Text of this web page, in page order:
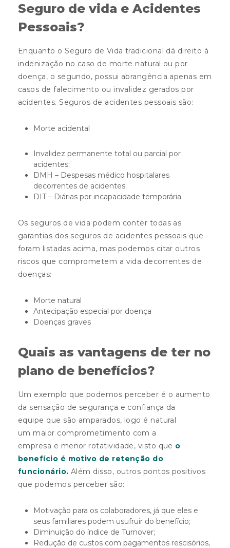
Seguro de vida e Acidentes
Pessoais?
Enquanto o Seguro de Vida tradicional dá direito à
indenização no caso de morte natural ou por
doença, o segundo, possui abrangência apenas em
casos de falecimento ou invalidez gerados por
acidentes. Seguros de acidentes pessoais são:
Morte acidental
Invalidez permanente total ou parcial por
acidentes;
DMH – Despesas médico hospitalares
decorrentes de acidentes;
DIT – Diárias por incapacidade temporária.
Os seguros de vida podem conter todas as
garantias dos seguros de acidentes pessoais que
foram listadas acima, mas podemos citar outros
riscos que comprometem a vida decorrentes de
doenças:
Morte natural
Antecipação especial por doença
Doenças graves
Quais as vantagens de ter no
plano de benefícios?
Um exemplo que podemos perceber é o aumento
da sensação de segurança e confiança da
equipe que são amparados, logo é natural
um maior comprometimento com a
empresa e menor rotatividade, visto que o
benefício é motivo de retenção do
funcionário. Além disso, outros pontos positivos
que podemos perceber são:
Motivação para os colaboradores, já que eles e
seus familiares podem usufruir do benefício;
Diminuição do índice de Turnover;
Redução de custos com pagamentos rescisórios,